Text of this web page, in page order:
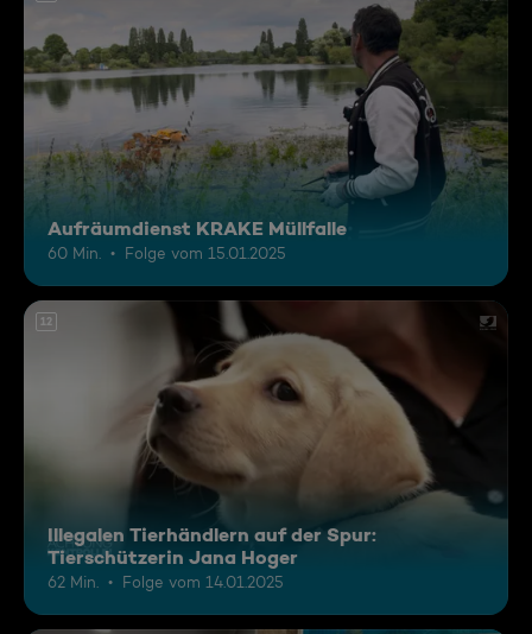
Aufräumdienst KRAKE Müllfalle
60 Min. Folge vom 15.01.2025
12
Illegalen Tierhändlern auf der Spur:
Tierschützerin Jana Hoger
62 Min. Folge vom 14.01.2025